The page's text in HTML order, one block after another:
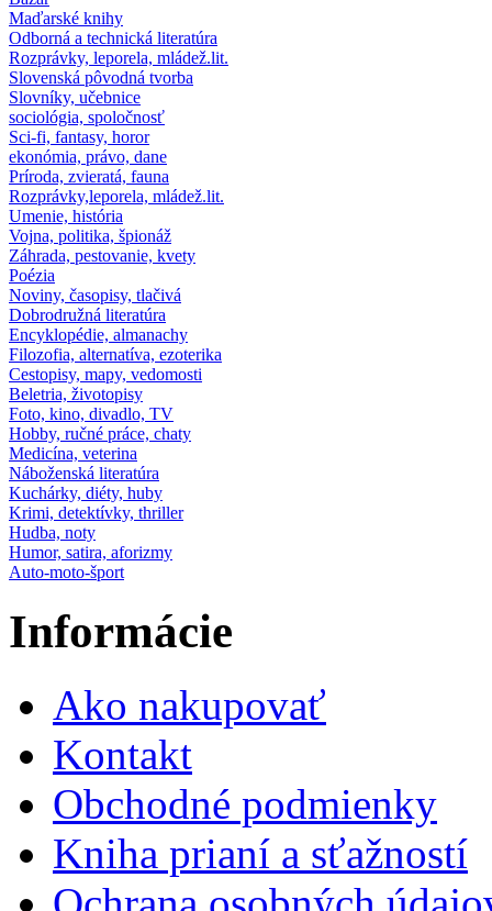
Maďarské knihy
Odborná a technická literatúra
Rozprávky, leporela, mládež.lit.
Slovenská pôvodná tvorba
Slovníky, učebnice
sociológia, spoločnosť
Sci-fi, fantasy, horor
ekonómia, právo, dane
Príroda, zvieratá, fauna
Rozprávky,leporela, mládež.lit.
Umenie, história
Vojna, politika, špionáž
Záhrada, pestovanie, kvety
Poézia
Noviny, časopisy, tlačivá
Dobrodružná literatúra
Encyklopédie, almanachy
Filozofia, alternatíva, ezoterika
Cestopisy, mapy, vedomosti
Beletria, životopisy
Foto, kino, divadlo, TV
Hobby, ručné práce, chaty
Medicína, veterina
Náboženská literatúra
Kuchárky, diéty, huby
Krimi, detektívky, thriller
Hudba, noty
Humor, satira, aforizmy
Auto-moto-šport
Informácie
Ako nakupovať
Kontakt
Obchodné podmienky
Kniha prianí a sťažností